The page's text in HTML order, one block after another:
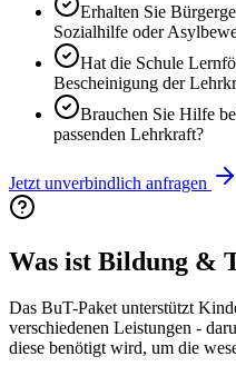
Erhalten Sie
Sozialhilfe oder
Hat die Schule
Bescheinigung der
Brauchen Sie Hilfe
passenden Lehrkraft?
Jetzt unverbindlich anfragen
Was ist Bildung &
Das BuT-Paket unterstützt
verschiedenen Leistungen -
diese benötigt wird, um die